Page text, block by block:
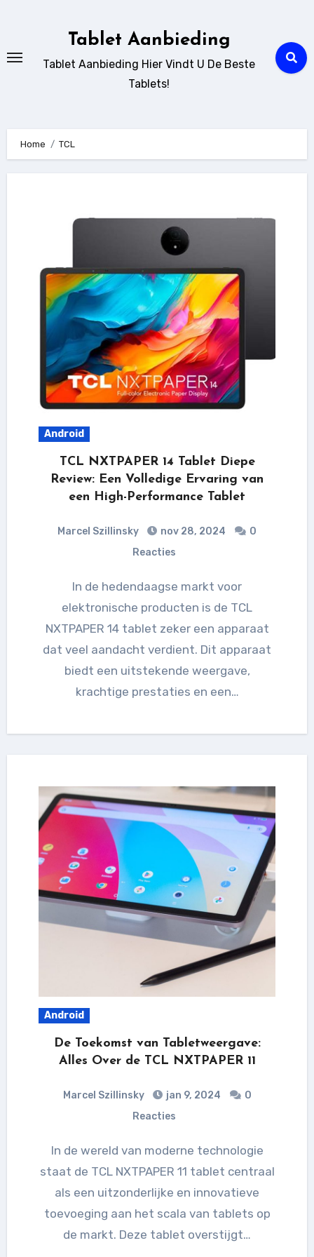
Tablet Aanbieding
Tablet Aanbieding Hier Vindt U De Beste
Tablets!
Home TCL
Android
TCL NXTPAPER 14 Tablet Diepe
Review: Een Volledige Ervaring van
een High-Performance Tablet
Marcel Szillinsky nov 28, 2024
0
Reacties
In de hedendaagse markt voor
elektronische producten is de TCL
NXTPAPER 14 tablet zeker een apparaat
dat veel aandacht verdient. Dit apparaat
biedt een uitstekende weergave,
krachtige prestaties en een…
Android
De Toekomst van Tabletweergave:
Alles Over de TCL NXTPAPER 11
Marcel Szillinsky jan 9, 2024
0
Reacties
In de wereld van moderne technologie
staat de TCL NXTPAPER 11 tablet centraal
als een uitzonderlijke en innovatieve
toevoeging aan het scala van tablets op
de markt. Deze tablet overstijgt…